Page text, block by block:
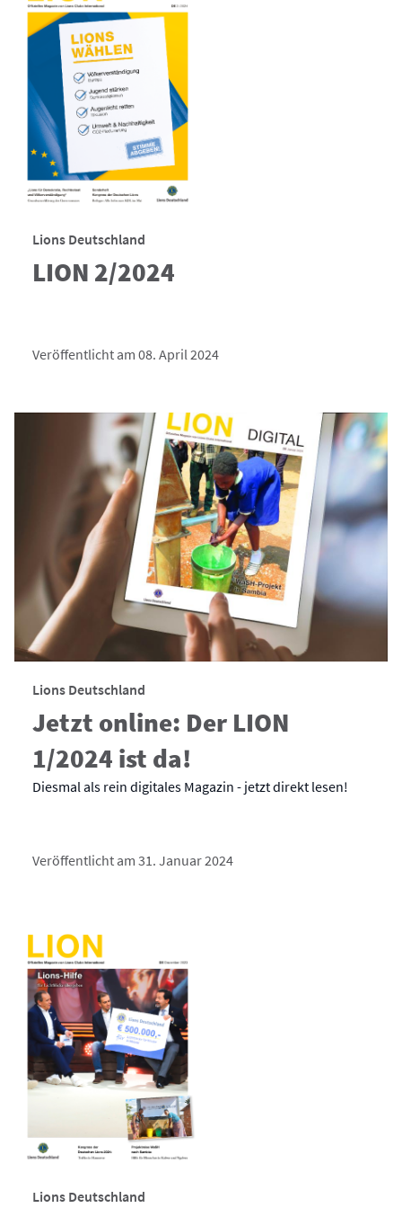
Lions Deutschland
LION 2/2024
Veröffentlicht am 08. April 2024
Lions Deutschland
Jetzt online: Der LION
1/2024 ist da!
Diesmal als rein digitales Magazin - jetzt direkt lesen!
Veröffentlicht am 31. Januar 2024
Lions Deutschland